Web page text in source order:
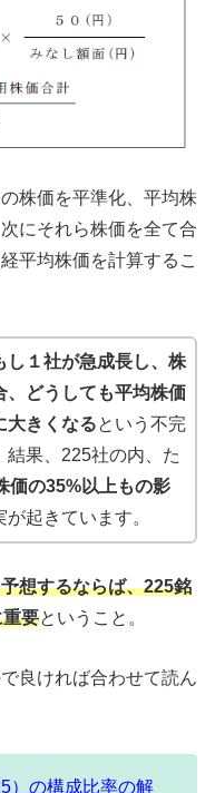
株価を平準化、平均株
にそれら株価を全て合
平均株価を計算するこ
し１社が急成長し、株
、どうしても平均株価
大きくなるという不完
果、225社の内、た
価の35%以上もの影
起きています。
想するならば、225銘
要ということ。
良ければ合わせて読ん
）の構成比率の解